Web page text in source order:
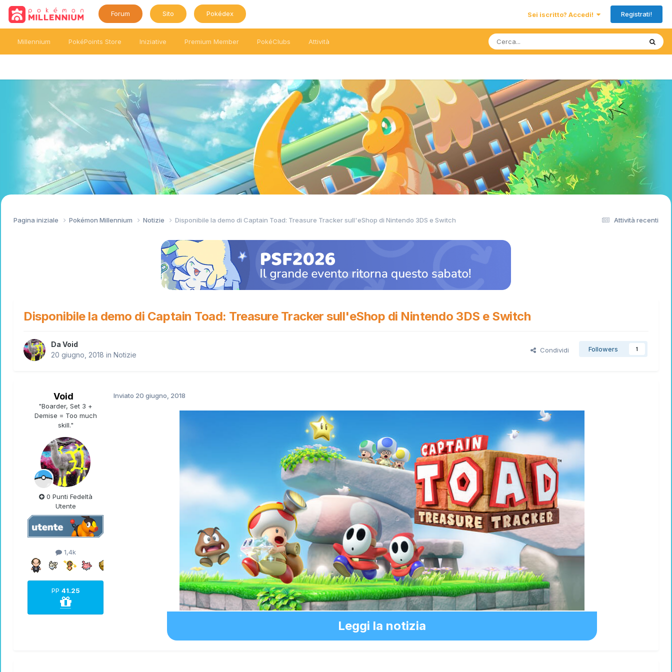
Forum Sito Pokédex Sei iscritto? Accedi! Registrati!
Millennium PokéPoints Store Iniziative Premium Member PokéClubs Attività
Attività recenti
Pagina iniziale Pokémon Millennium Notizie Disponibile la demo di Captain Toad: Treasure Tracker sull'eShop di Nintendo 3DS e Switch
Disponibile la demo di Captain Toad: Treasure Tracker sull'eShop di Nintendo 3DS e Switch
Da Void
20 giugno, 2018 in Notizie
Condividi Followers 1
Void
"Boarder, Set 3 +
Demise = Too much
skill."
0 Punti Fedeltà
Utente
1,4k
PP 41.25
Inviato 20 giugno, 2018
Leggi la notizia